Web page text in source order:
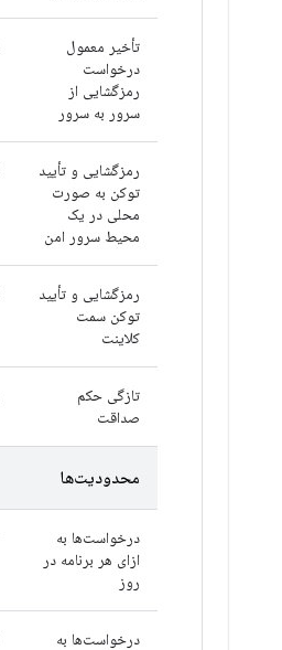
تأخیر معمول
درخواست
رمزگشایی از
سرور به سرور
رمزگشایی و تأیید
توکن به صورت
محلی در یک
محیط سرور امن
رمزگشایی و تأیید
توکن سمت
کلاینت
تازگی حکم
صداقت
محدودیت‌ها
درخواست‌ها به
ازای هر برنامه در
روز
درخواست‌ها به